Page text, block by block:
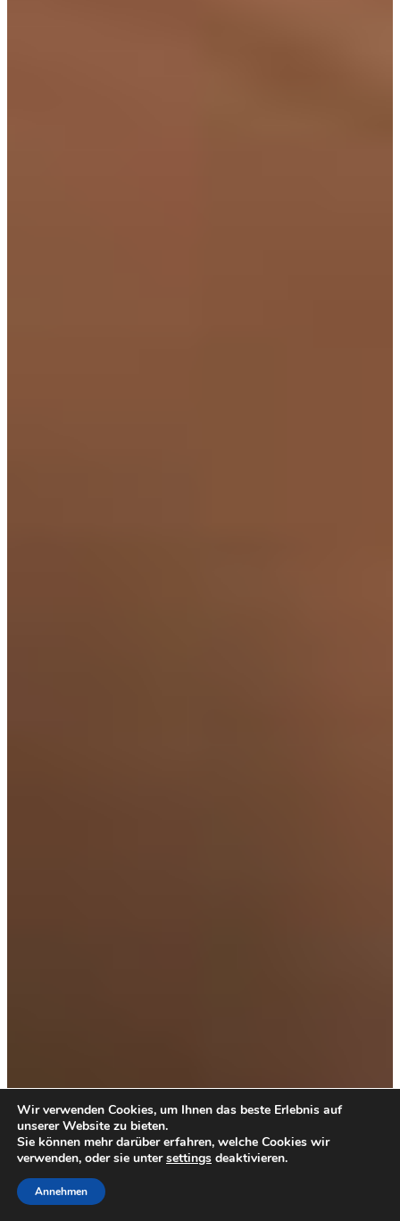
Wir verwenden Cookies, um Ihnen das beste Erlebnis auf
unserer Website zu bieten.
Sie können mehr darüber erfahren, welche Cookies wir
verwenden, oder sie untersettings deaktivieren.
Annehmen